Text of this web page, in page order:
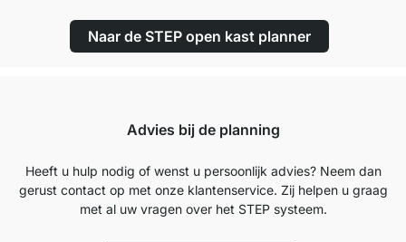
Naar de STEP open kast planner
Advies bij de planning
Heeft u hulp nodig of wenst u persoonlijk advies? Neem dan
gerust contact op met onze klantenservice. Zij helpen u graag
met al uw vragen over het STEP systeem.